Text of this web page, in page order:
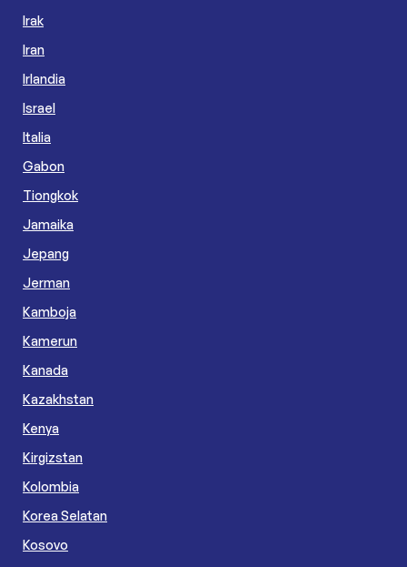
Irak
Iran
Irlandia
Israel
Italia
Gabon
Tiongkok
Jamaika
Jepang
Jerman
Kamboja
Kamerun
Kanada
Kazakhstan
Kenya
Kirgizstan
Kolombia
Korea Selatan
Kosovo